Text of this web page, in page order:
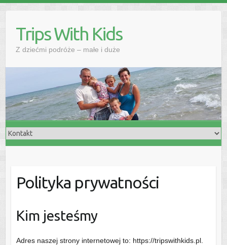
Trips With Kids
Z dziećmi podróże – małe i duże
Polityka prywatności
Kim jesteśmy
Adres naszej strony internetowej to: https://tripswithkids.pl.